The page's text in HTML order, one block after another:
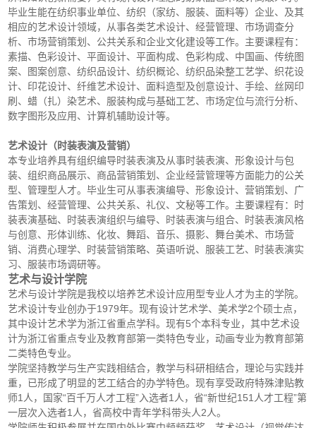
毕业生能在纺织事业单位、纺织（家纺、服装、面料等）企业、及其
相应的艺术设计领域，从事各类艺术设计、经营管理、市场调查分
析、市场营销策划、公共关系和企业文化建设等工作。主要课程有：
素描、色彩设计、平面设计、平面构成、色彩构成、中国画、传统图
案、图案创意、纺织品设计、纺织概论、纺织品染整工艺学、织花设
计、印花设计、纤维艺术设计、面料造型及创意设计、手绘、丝网印
刷、蜡（扎）染艺术、服装构成与基础工艺、市场定位与流行分析、
数字图形及应用、计算机辅助设计等。
艺术设计（时装表演及营销）
本专业培养具有组织编导时装表演及从事时装表演、形象设计与包
装、组织商品展示、商品营销策划、企业经营管理等方面能力的公关
型、管理型人才。毕业生可从事表演编导、形象设计、营销策划、广
告策划、经营管理、公共关系、礼仪、文秘等工作。主要课程有：时
装表演基础、时装表演组织与编导、时装表演与组合、时装表演风格
与创意、形体训练、化妆、舞蹈、音乐、摄影、舞台美术、市场营
销、消费心理学、时装营销策略、英语听说、服装工艺、时装表演实
习、服装市场调研等。
艺术与设计学院
艺术与设计学院是我校以培养艺术设计应用型专业人才为主的学院。
艺术设计专业创办于1979年。现有设计艺术学、美术学2个硕士点，
其中设计艺术学为浙江省重点学科。现有5个本科专业，其中艺术设
计为浙江省重点专业及教育部第一类特色专业，动画专业为教育部第
二类特色专业。
学院坚持教学与生产实践相结合，教学与科研相结合，理论与实践并
重，已形成了明显的艺工结合的办学特色。现有享受政府特殊津贴教
师1人，国家“百千万人才工程”入选者1人，省“新世纪151人才工程”第
一层次入选者1人，省高校中青年学科带头人2人。